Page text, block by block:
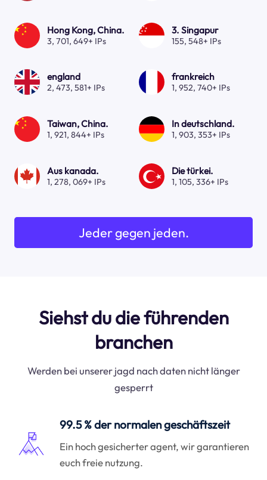
Hong Kong, China.
3, 701, 649+ IPs
3. Singapur
155, 548+ IPs
england
2, 473, 581+ IPs
frankreich
1, 952, 740+ IPs
Taiwan, China.
1, 921, 844+ IPs
In deutschland.
1, 903, 353+ IPs
Aus kanada.
1, 278, 069+ IPs
Die türkei.
1, 105, 336+ IPs
Jeder gegen jeden.
Siehst du die führenden
branchen
Werden bei unserer jagd nach daten nicht länger
gesperrt
99.5 % der normalen geschäftszeit
Ein hoch gesicherter agent, wir garantieren
euch freie nutzung.